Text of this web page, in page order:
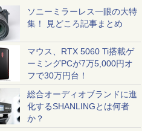
ソニーミラーレス一眼の大特
集！ 見どころ記事まとめ
マウス、RTX 5060 Ti搭載ゲ
ーミングPCが7万5,000円オ
フで30万円台！
総合オーディオブランドに進
化するSHANLINGとは何者
か？